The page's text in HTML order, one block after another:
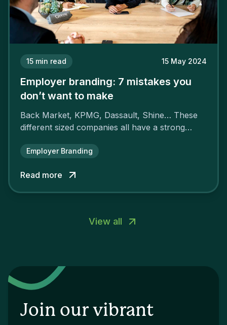
15 min read 15 May 2024
Employer branding: 7 mistakes you
don’t want to make
Back Market, KPMG, Dassault, Shine… These
different sized companies all have a strong
attractiveness and loyalty and makes their
Employer Branding
Read more
View all
Join our vibrant